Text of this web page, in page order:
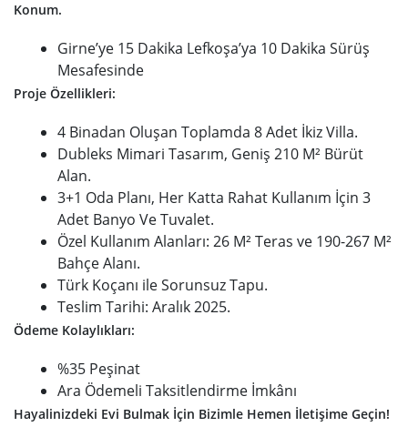
Konum.
Girne’ye 15 Dakika Lefkoşa’ya 10 Dakika Sürüş
Mesafesinde
Proje Özellikleri:
4 Binadan Oluşan Toplamda 8 Adet İkiz Villa.
Dubleks Mimari Tasarım, Geniş 210 M² Bürüt
Alan.
3+1 Oda Planı, Her Katta Rahat Kullanım İçin 3
Adet Banyo Ve Tuvalet.
Özel Kullanım Alanları: 26 M² Teras ve 190-267 M²
Bahçe Alanı.
Türk Koçanı ile Sorunsuz Tapu.
Teslim Tarihi: Aralık 2025.
Ödeme Kolaylıkları:
%35 Peşinat
Ara Ödemeli Taksitlendirme İmkânı
Hayalinizdeki Evi Bulmak İçin Bizimle Hemen İletişime Geçin!